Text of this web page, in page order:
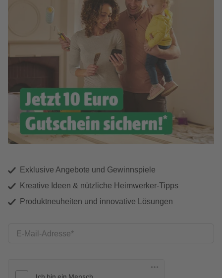
Exklusive Angebote und Gewinnspiele
Kreative Ideen & nützliche Heimwerker-Tipps
Produktneuheiten und innovative Lösungen
E-Mail-Adresse